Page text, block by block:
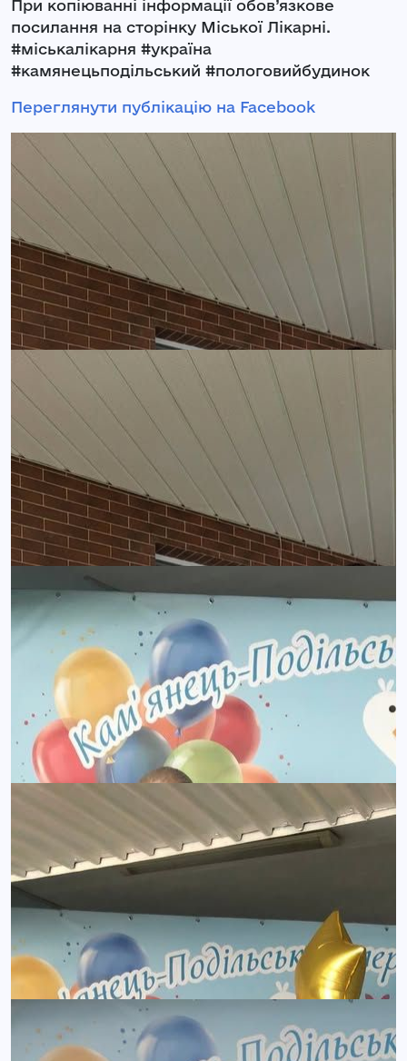
При копіюванні інформації обов’язкове
посилання на сторінку Міської Лікарні.
#міськалікарня #україна
#камянецьподільський #пологовийбудинок
Переглянути публікацію на Facebook